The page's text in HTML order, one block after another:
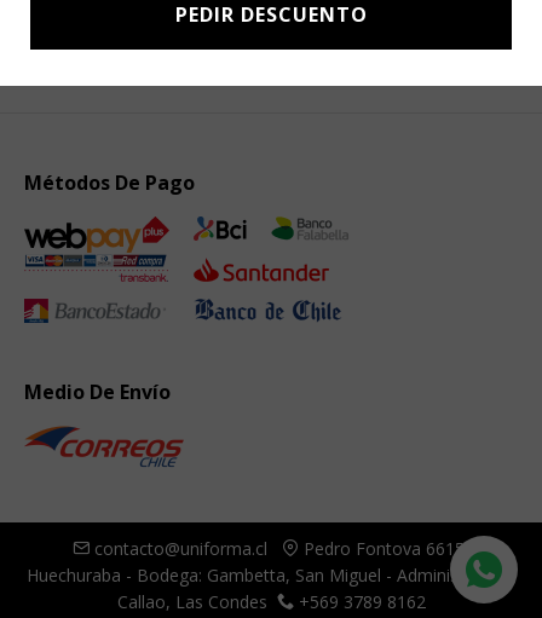
Métodos De Pago
Medio De Envío
contacto@uniforma.cl
Pedro Fontova 6615,
Huechuraba - Bodega: Gambetta, San Miguel - Administración:
Callao, Las Condes
+569 3789 8162
PEDIR DESCUENTO